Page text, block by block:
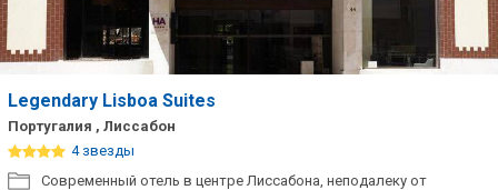
Legendary Lisboa Suites
Португалия , Лиссабон
4 звезды
Современный отель в центре Лиссабона, неподалеку от